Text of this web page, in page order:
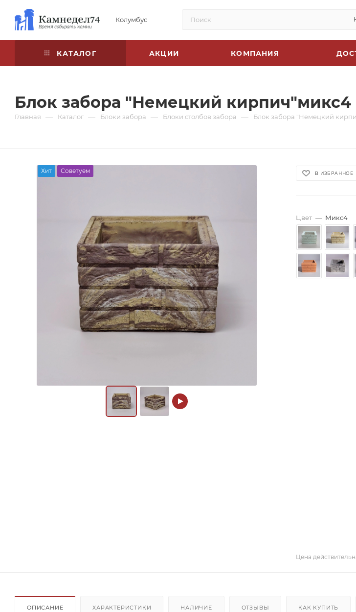
Колумбус
КАТАЛОГ АКЦИИ КОМПАНИЯ
Блок забора "Немецкий кирпич"микс4
Главная — Каталог — Блоки забора — Блоки столбов забора — Блок забора "Немецкий
Хит Советуем В ИЗБРАННОЕ
Цвет — Микс4
Цена
ОПИСАНИЕ ХАРАКТЕРИСТИКИ НАЛИЧИЕ ОТЗЫВЫ КАК КУПИТЬ